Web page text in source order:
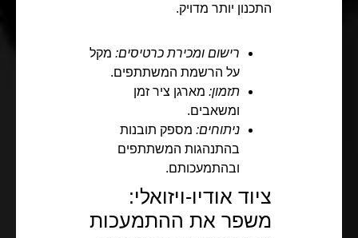
התכנון יותר מדויק.
רישום ומכירת כרטיסים: מקל
על הרשמת המשתתפים.
תזמון: מארגן ציר זמן
ומשאבים.
ניתוחים: מספק תובנות
בהתנהגות המשתתפים
ובהתמעכותם.
ציוד אודיו-ויזואלי:
משפר את ההתמעכות